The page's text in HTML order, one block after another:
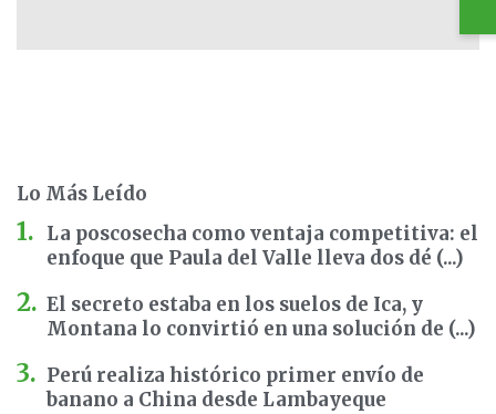
Lo Más Leído
La poscosecha como ventaja competitiva: el
enfoque que Paula del Valle lleva dos dé (...)
El secreto estaba en los suelos de Ica, y
Montana lo convirtió en una solución de (...)
Perú realiza histórico primer envío de
banano a China desde Lambayeque